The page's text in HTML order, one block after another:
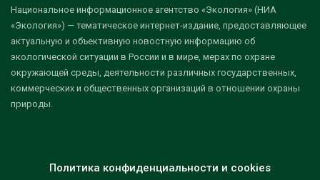
Национальное информационное агентство «Экология» (НИА
«Экология») — тематическое интернет-издание, предоставляющее
актуальную и объективную новостную информацию об
экологической ситуации в России и в мире, мерах по охране
окружающей среды, деятельности различных государственных,
коммерческих и общественных организаций в отношении охраны
природы.
Политика конфиденциальности и cookies